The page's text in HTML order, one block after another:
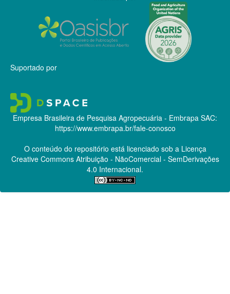
Suportado por
Empresa Brasileira de Pesquisa Agropecuária - Embrapa SAC:
https://www.embrapa.br/fale-conosco
O conteúdo do repositório está licenciado sob a Licença
Creative CommonsAtribuição - NãoComercial - SemDerivações
4.0 Internacional.